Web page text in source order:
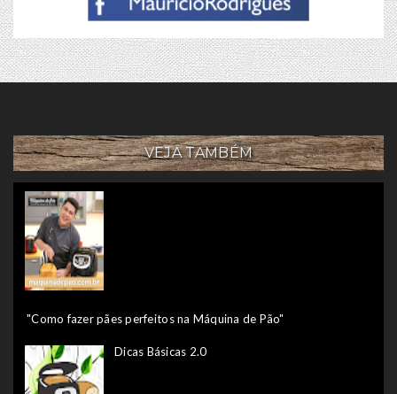
VEJA TAMBÉM
"Como fazer pães perfeitos na Máquina de Pão"
Dicas Básicas 2.0